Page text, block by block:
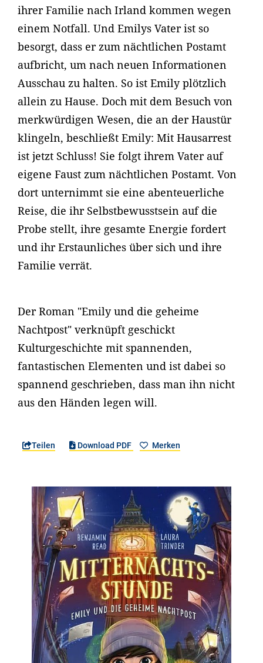
ihrer Familie nach Irland kommen wegen
einem Notfall. Und Emilys Vater ist so
besorgt, dass er zum nächtlichen Postamt
aufbricht, um nach neuen Informationen
Ausschau zu halten. So ist Emily plötzlich
allein zu Hause. Doch mit dem Besuch von
merkwürdigen Wesen, die an der Haustür
klingeln, beschließt Emily: Mit Hausarrest
ist jetzt Schluss! Sie folgt ihrem Vater auf
eigene Faust zum nächtlichen Postamt. Von
dort unternimmt sie eine abenteuerliche
Reise, die ihr Selbstbewusstsein auf die
Probe stellt, ihre gesamte Energie fordert
und ihr Erstaunliches über sich und ihre
Familie verrät.
Der Roman "Emily und die geheime
Nachtpost" verknüpft geschickt
Kulturgeschichte mit spannenden,
fantastischen Elementen und ist dabei so
spannend geschrieben, dass man ihn nicht
aus den Händen legen will.
Teilen Download PDF Merken